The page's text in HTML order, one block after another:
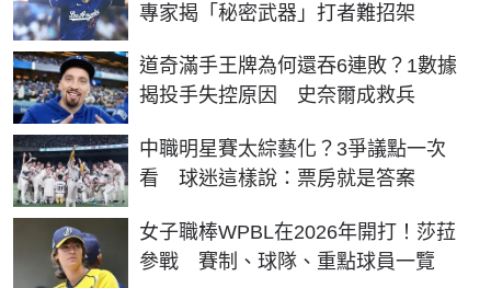
專家揭「秘密武器」打者難招架
道奇滿手王牌為何還吞6連敗？1數據
揭投手失控原因 史奈爾成救兵
中職明星賽太綜藝化？3爭議點一次
看 球迷這樣說：票房就是答案
女子職棒WPBL在2026年開打！莎菈
參戰 賽制、球隊、重點球員一覽